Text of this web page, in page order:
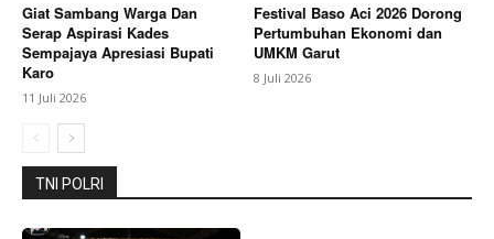
Giat Sambang Warga Dan
Serap Aspirasi Kades
Sempajaya Apresiasi Bupati
Karo
11 Juli 2026
Festival Baso Aci 2026 Dorong
Pertumbuhan Ekonomi dan
UMKM Garut
8 Juli 2026
TNI POLRI